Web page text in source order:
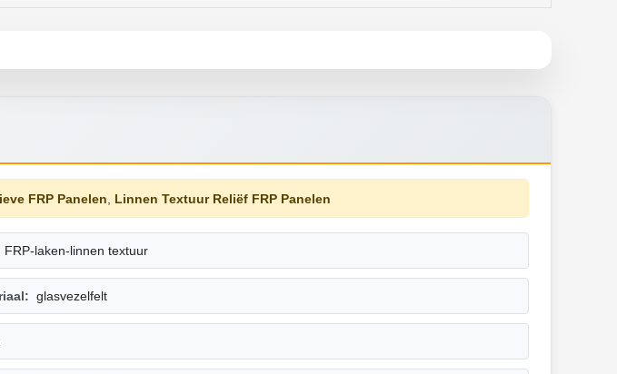
FRP Panelen Linnen Textuur Reliëf FRP Panelen
FRP-laken-linnen textuur
glasvezelfelt